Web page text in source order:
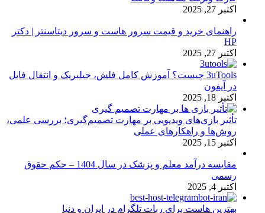
اکتبر 27, 2025
راهنمای خرید و قیمت سرور هاست و سرور دیتاسنتر | دکتر
HP
اکتبر 27, 2025
3uTools چیست؟ آموزش کامل فلش، جیلبریک و انتقال فایل
در آیفون
اکتبر 18, 2025
تأثیر بازی‌های ویدیویی بر مهارت تصمیم‌گیری؛ بررسی علمی،
روش‌ها و راهکارهای عملی
اکتبر 15, 2025
مقایسه درآمد معلم و پزشک در سال 1404 – حکم حقوق
رسمی
اکتبر 4, 2025
بهترین هاست برای ربات تلگرام در ایران و دنیا